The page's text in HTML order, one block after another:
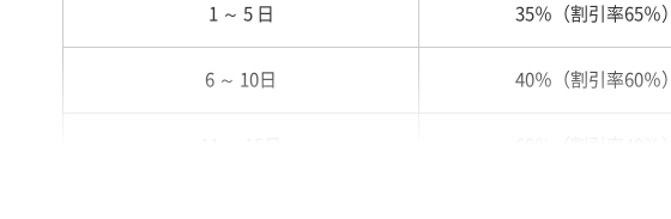
1 ～ 5 日 35％（割引率65％）
6 ～ 10日 40％（割引率60％）